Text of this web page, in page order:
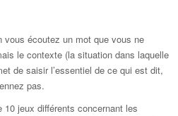
vous écoutez un mot que vous ne
le contexte (la situation dans laquelle
de saisir l’essentiel de ce qui est dit,
pas.
jeux différents concernant les